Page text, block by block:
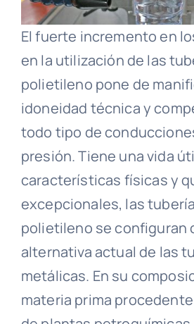
El fuerte incremento en
en la utilización de las
polietileno pone de
idoneidad técnica y
todo tipo de
presión. Tiene una vida
características físicas y
excepcionales, las
polietileno se configuran
alternativa actual de las
metálicas. En su
materia prima